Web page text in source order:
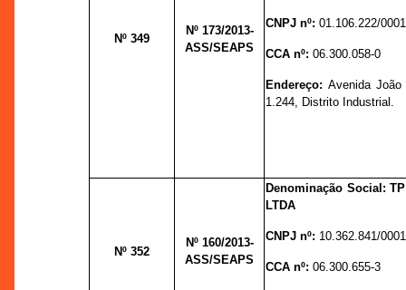
Nº 349
Nº 173/2013-
ASS/SEAPS
CNPJ nº:01.106.222/
CCA nº:06.300.058-0
Endereço:Avenida João
1.244, Distrito Industrial.
Nº 352
Nº 160/2013-
ASS/SEAPS
Denominação Social:
LTDA
CNPJ nº: 10.362.841/
CCA nº:06.300.655-3